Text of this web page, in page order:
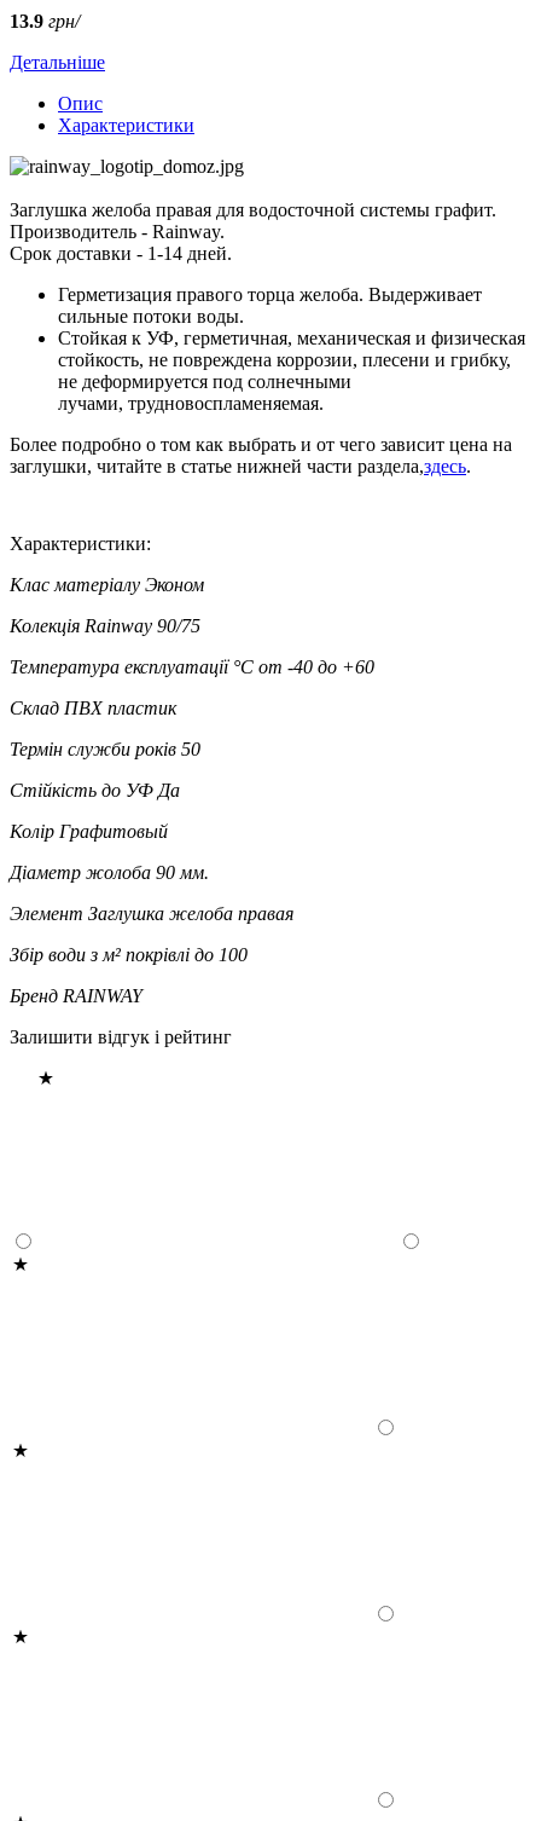
13.9 грн/
Детальніше
Опис
Характеристики
Заглушка желоба правая для водосточной системы графит.
Производитель - Rainway.
Срок доставки - 1-14 дней.
Герметизация правого торца желоба. Выдерживает
сильные потоки воды.
Стойкая к УФ, герметичная, механическая и физическая
стойкость, не повреждена коррозии, плесени и грибку,
не деформируется под солнечными
лучами, трудновоспламеняемая.
Более подробно о том как выбрать и от чего зависит цена на
заглушки, читайте в статье нижней части раздела,здесь.
Характеристики:
Клас матеріалу Эконом
Колекція Rainway 90/75
Температура експлуатації °C от -40 до +60
Склад ПВХ пластик
Термін служби років 50
Стійкість до УФ Да
Колір Графитовый
Діаметр жолоба 90 мм.
Элемент Заглушка желоба правая
Збір води з м² покрівлі до 100
Бренд RAINWAY
Залишити відгук і рейтинг